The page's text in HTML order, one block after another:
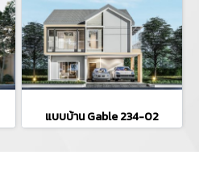
แบบบ้าน Gable 234-02